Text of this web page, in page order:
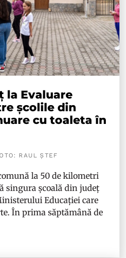
la Evaluare
școlile din
cu toaleta în
RAUL ȘTEF
la 50 de kilometri
singura școală din județ
Educației care
În prima săptămână de